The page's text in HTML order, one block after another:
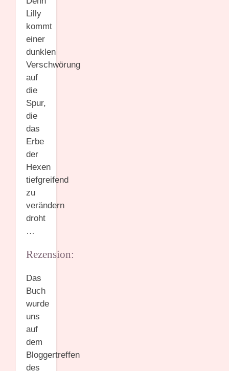
Lilly
kommt
einer
dunklen
Verschwörung
auf
die
Spur,
die
das
Erbe
der
Hexen
tiefgreifend
zu
verändern
droht
…
Rezension:
Das
Buch
wurde
uns
auf
dem
Bloggertreffen
des